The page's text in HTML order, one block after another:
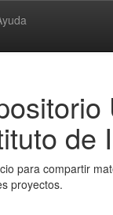
de
para compartir
proyectos.